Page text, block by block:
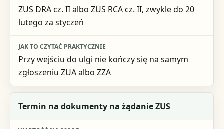
ZUS DRA cz. II albo ZUS RCA cz. II, zwykle do 20
lutego za styczeń
Przy wejściu do ulgi nie kończy się na samym
zgłoszeniu ZUA albo ZZA
Termin na dokumenty na żądanie ZUS